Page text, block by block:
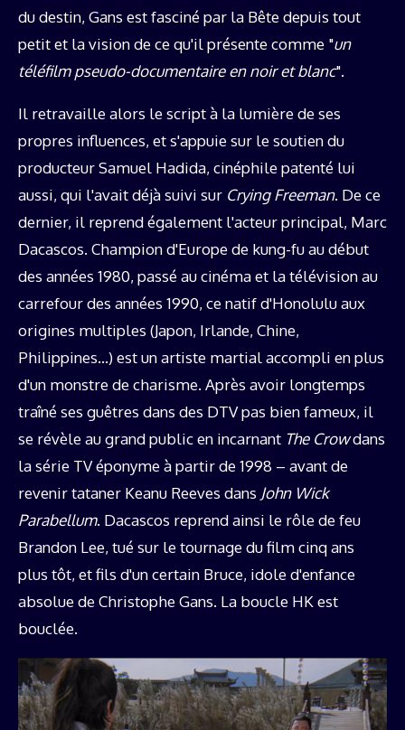
du destin, Gans est fasciné par la Bête depuis tout
petit et la vision de ce qu'il présente comme "un
téléfilm pseudo-documentaire en noir et blanc".
Il retravaille alors le script à la lumière de ses
propres influences, et s'appuie sur le soutien du
producteur Samuel Hadida, cinéphile patenté lui
aussi, qui l'avait déjà suivi sur Crying Freeman. De ce
dernier, il reprend également l'acteur principal, Marc
Dacascos. Champion d'Europe de kung-fu au début
des années 1980, passé au cinéma et la télévision au
carrefour des années 1990, ce natif d'Honolulu aux
origines multiples (Japon, Irlande, Chine,
Philippines…) est un artiste martial accompli en plus
d'un monstre de charisme. Après avoir longtemps
traîné ses guêtres dans des DTV pas bien fameux, il
se révèle au grand public en incarnant The Crowdans
la série TV éponyme à partir de 1998 – avant de
revenir tataner Keanu Reeves dans John Wick
Parabellum. Dacascos reprend ainsi le rôle de feu
Brandon Lee, tué sur le tournage du film cinq ans
plus tôt, et fils d'un certain Bruce, idole d'enfance
absolue de Christophe Gans. La boucle HK est
bouclée.